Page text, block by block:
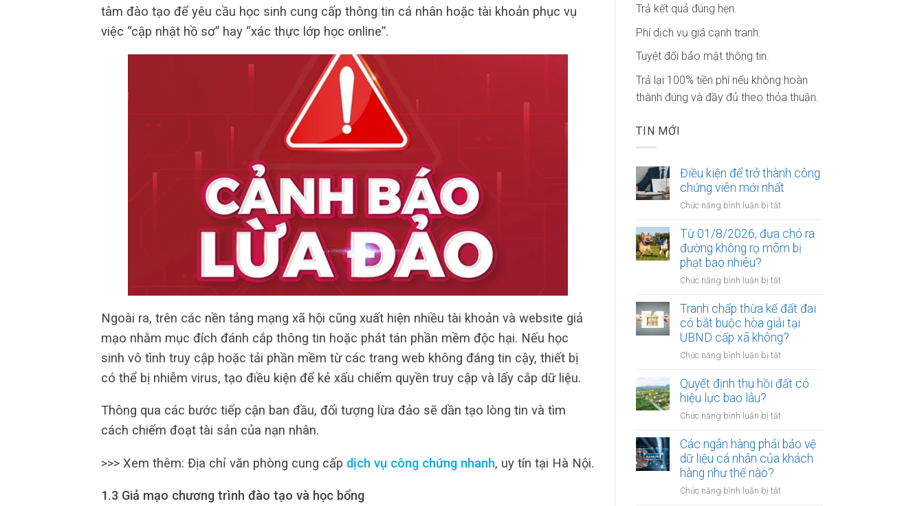
tâm đào tạo để yêu cầu học sinh cung cấp thông tin cá nhân hoặc tài khoản phục vụ
việc “cập nhật hồ sơ” hay “xác thực lớp học online”.
Ngoài ra, trên các nền tảng mạng xã hội cũng xuất hiện nhiều tài khoản và website giả
mạo nhằm mục đích đánh cắp thông tin hoặc phát tán phần mềm độc hại. Nếu học
sinh vô tình truy cập hoặc tải phần mềm từ các trang web không đáng tin cậy, thiết bị
có thể bị nhiễm virus, tạo điều kiện để kẻ xấu chiếm quyền truy cập và lấy cắp dữ liệu.
Thông qua các bước tiếp cận ban đầu, đối tượng lừa đảo sẽ dần tạo lòng tin và tìm
cách chiếm đoạt tài sản của nạn nhân.
>>> Xem thêm: Địa chỉ văn phòng cung cấp dịch vụ công chứng nhanh, uy tín tại Hà Nội.
1.3 Giả mạo chương trình đào tạo và học bổng
Trả kết quả đúng hẹn.
Phí dịch vụ giá cạnh tranh.
Tuyệt đối bảo mật thông tin.
Trả lại 100% tiền phí nếu không hoàn
thành đúng và đầy đủ theo thỏa thuận.
TIN MỚI
Điều kiện để trở thành công
chứng viên mới nhất
Chức năng bình luận bị tắt
kiện
để
công
viên
mới
nhất
Từ 01/8/2026, đưa chó ra
đường không rọ mõm bị
phạt bao nhiêu?
Chức năng bình luận bị tắt
01/8/2026,
đưa
chó
ra
đường
rọ
bao
nhiêu?
Tranh chấp thừa kế đất đai
có bắt buộc hòa giải tại
UBND cấp xã không?
Chức năng bình luận bị tắt
chấp
đất
có
bắt
Quyết định thu hồi đất có
hiệu lực bao lâu?
Chức năng bình luận bị tắt
định
thu
có
Các ngân hàng phải bảo vệ
dữ liệu cá nhân của khách
hàng như thế nào?
Chức năng bình luận bị tắt